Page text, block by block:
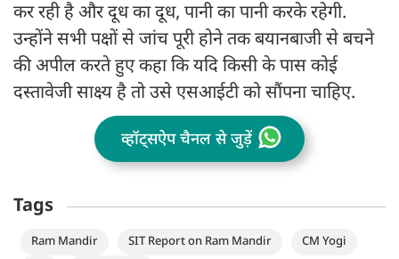
कर रही है और दूध का दूध, पानी का पानी करके रहेगी.
उन्होंने सभी पक्षों से जांच पूरी होने तक बयानबाजी से बचने
की अपील करते हुए कहा कि यदि किसी के पास कोई
दस्तावेजी साक्ष्य है तो उसे एसआईटी को सौंपना चाहिए.
व्हॉट्सऐप चैनल से जुड़ें
Tags
Ram Mandir SIT Report on Ram Mandir
CM Yogi